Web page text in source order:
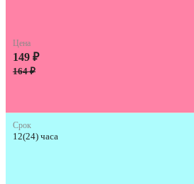
Цена
149 ₽
164 ₽
Срок
12(24) часа